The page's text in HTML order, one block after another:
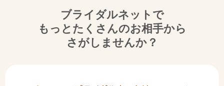
ブライダルネットで
もっとたくさんのお相手から
さがしませんか？